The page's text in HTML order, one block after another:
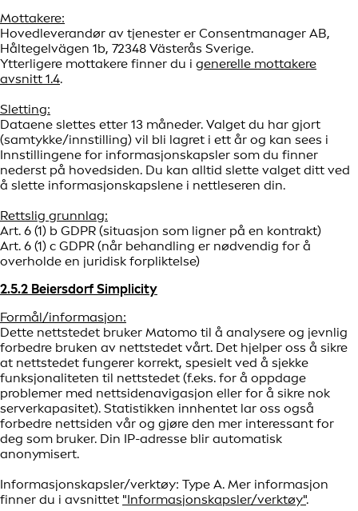
Mottakere:
Hovedleverandør av tjenester er Consentmanager AB,
Håltegelvägen 1b, 72348 Västerås Sverige.
Ytterligere mottakere finner du i generelle mottakere
avsnitt 1.4.
Sletting:
Dataene slettes etter 13 måneder. Valget du har gjort
(samtykke/innstilling) vil bli lagret i ett år og kan sees i
Innstillingene for informasjonskapsler som du finner
nederst på hovedsiden. Du kan alltid slette valget ditt ved
å slette informasjonskapslene i nettleseren din.
Rettslig grunnlag:
Art. 6 (1) b GDPR (situasjon som ligner på en kontrakt)
Art. 6 (1) c GDPR (når behandling er nødvendig for å
overholde en juridisk forpliktelse)
2.5.2 Beiersdorf Simplicity
Formål/informasjon:
Dette nettstedet bruker Matomo til å analysere og jevnlig
forbedre bruken av nettstedet vårt. Det hjelper oss å sikre
at nettstedet fungerer korrekt, spesielt ved å sjekke
funksjonaliteten til nettstedet (f.eks. for å oppdage
problemer med nettsidenavigasjon eller for å sikre nok
serverkapasitet). Statistikken innhentet lar oss også
forbedre nettsiden vår og gjøre den mer interessant for
deg som bruker. Din IP-adresse blir automatisk
anonymisert.
Informasjonskapsler/verktøy: Type A. Mer informasjon
finner du i avsnittet "Informasjonskapsler/verktøy".